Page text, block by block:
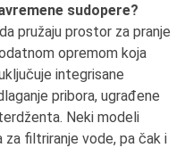
sudopere?
pružaju prostor za pranje
opremom koja
integrisane
pribora, ugrađene
Neki modeli
filtriranje vode, pa čak i